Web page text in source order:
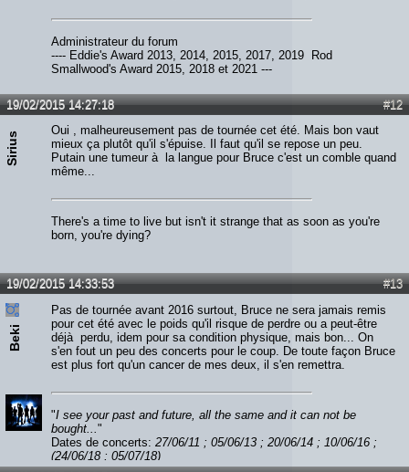
Administrateur du forum
---- Eddie's Award 2013, 2014, 2015, 2017, 2019 Rod
Smallwood's Award 2015, 2018 et 2021 ---
#12
19/02/2015 14:27:18
Sirius
Oui , malheureusement pas de tournée cet été. Mais bon vaut
mieux ça plutôt qu'il s'épuise. Il faut qu'il se repose un peu.
Putain une tumeur à la langue pour Bruce c'est un comble quand
même...
There's a time to live but isn't it strange that as soon as you're
born, you're dying?
#13
19/02/2015 14:33:53
Beki
Pas de tournée avant 2016 surtout, Bruce ne sera jamais remis
pour cet été avec le poids qu'il risque de perdre ou a peut-être
déjà perdu, idem pour sa condition physique, mais bon... On
s'en fout un peu des concerts pour le coup. De toute façon Bruce
est plus fort qu'un cancer de mes deux, il s'en remettra.
"I see your past and future, all the same and it can not be
bought... "
Dates de concerts: 27/06/11 ; 05/06/13 ; 20/06/14 ; 10/06/16 ;
(24/06/18 ; 05/07/18)